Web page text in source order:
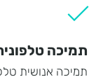
תמיכה
תמיכה אנושית